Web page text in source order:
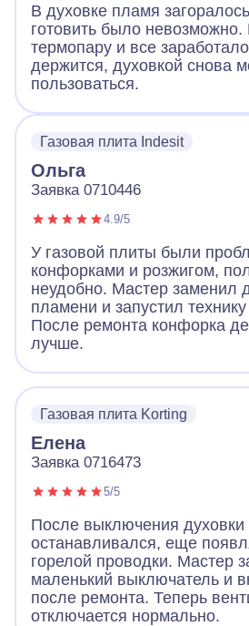
В духовке пламя
готовить было
термопару и все
держится, духовкой снова
пользоваться.
Газовая плита Indesit
Ольга
Заявка 0710446
4.9/5
У газовой плиты были
конфорками и розжигом,
неудобно. Мастер заменил
пламени и запустил
После ремонта конфорка
лучше.
Газовая плита Korting
Елена
Заявка 0716473
5/5
После выключения духовки
останавливался, еще
горелой проводки. Мастер
маленький выключатель и
после ремонта. Теперь
отключается нормально.